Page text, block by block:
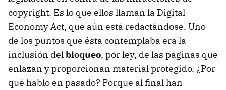
copyright. Es lo que ellos llaman la Digital
Economy Act, que aún está redactándose. Uno
de los puntos que ésta contemplaba era la
inclusión delbloqueo, por ley, de las páginas que
enlazan y proporcionan material protegido. ¿Por
qué hablo en pasado? Porque al final han